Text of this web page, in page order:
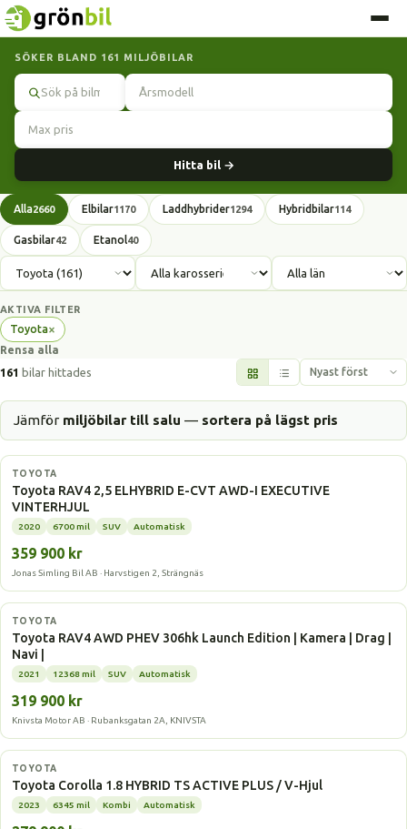
SÖKER BLAND 161 MILJÖBILAR
Hitta bil →
Alla2660 Elbilar1170 Laddhybrider1294 Hybridbilar114
Gasbilar42 Etanol40
AKTIVA FILTER
Toyota×
Ta
bort
filter
Rensa alla
161 bilar hittades
Jämför miljöbilar till salu — sortera på lägst pris
Hybrid
TOYOTA
Toyota RAV4 2,5 ELHYBRID E-CVT AWD-I EXECUTIVE
VINTERHJUL
2020 6700 mil SUV Automatisk
359 900 kr
Jonas Simling Bil AB · Harvstigen 2, Strängnäs
Laddhybrid
TOYOTA
Toyota RAV4 AWD PHEV 306hk Launch Edition | Kamera | Drag |
Navi |
2021 12368 mil SUV Automatisk
319 900 kr
Knivsta Motor AB · Rubanksgatan 2A, KNIVSTA
Hybrid
TOYOTA
Toyota Corolla 1.8 HYBRID TS ACTIVE PLUS / V-Hjul
2023 6345 mil Kombi Automatisk